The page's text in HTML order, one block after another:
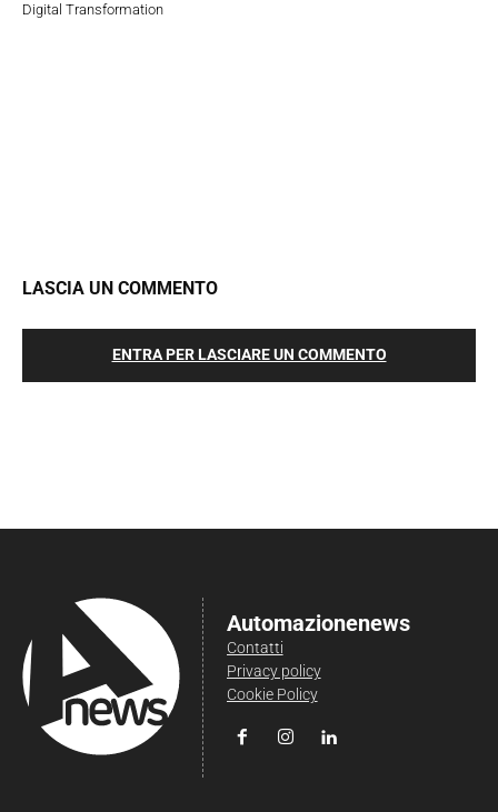
Digital Transformation
LASCIA UN COMMENTO
ENTRA PER LASCIARE UN COMMENTO
Automazionenews
Contatti
Privacy policy
Cookie Policy